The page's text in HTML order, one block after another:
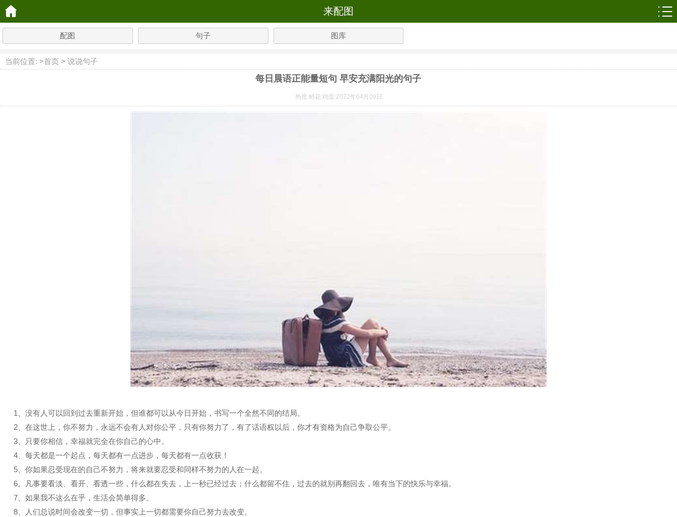
来配图
配图 句子 图库
当前位置: >首页 > 说说句子
每日晨语正能量短句 早安充满阳光的句子
热度:鲜花:鸡蛋:2022年04月09日
1、没有人可以回到过去重新开始，但谁都可以从今日开始，书写一个全然不同的结局。
2、在这世上，你不努力，永远不会有人对你公平，只有你努力了，有了话语权以后，你才有资格为自己争取公平。
3、只要你相信，幸福就完全在你自己的心中。
4、每天都是一个起点，每天都有一点进步，每天都有一点收获！
5、你如果忍受现在的自己不努力，将来就要忍受和同样不努力的人在一起。
6。凡事要看淡、看开、看透一些，什么都在失去，上一秒已经过去；什么都留不住，过去的就别再翻回去，唯有当下的快乐与幸福。
7、如果我不这么在乎，生活会简单得多。
8、人们总说时间会改变一切，但事实上一切都需要你自己努力去改变。